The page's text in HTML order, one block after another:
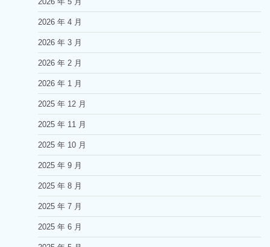
2026 年 4 月
2026 年 3 月
2026 年 2 月
2026 年 1 月
2025 年 12 月
2025 年 11 月
2025 年 10 月
2025 年 9 月
2025 年 8 月
2025 年 7 月
2025 年 6 月